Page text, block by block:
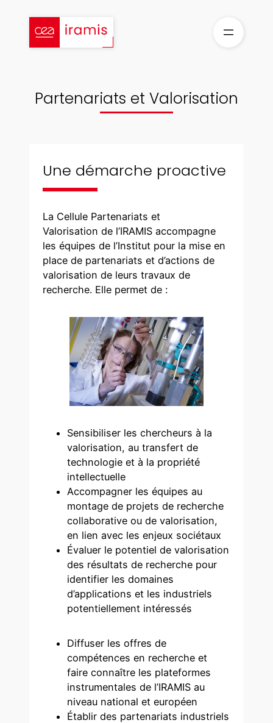
contenu
Partenariats et Valorisation
Une démarche proactive
La Cellule Partenariats et
Valorisation de l’IRAMIS accompagne
les équipes de l’Institut pour la mise en
place de partenariats et d’actions de
valorisation de leurs travaux de
recherche. Elle permet de :
Sensibiliser les chercheurs à la
valorisation, au transfert de
technologie et à la propriété
intellectuelle
Accompagner les équipes au
montage de projets de recherche
collaborative ou de valorisation,
en lien avec les enjeux sociétaux
Évaluer le potentiel de valorisation
des résultats de recherche pour
identifier les domaines
d’applications et les industriels
potentiellement intéressés
Diffuser les offres de
compétences en recherche et
faire connaître les plateformes
instrumentales de l’IRAMIS au
niveau national et européen
Établir des partenariats industriels